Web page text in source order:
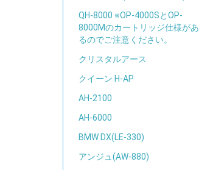
QH-8000 ※OP-4000SとOP-
8000Mのカートリッジ仕様があ
るのでご注意ください。
クリスタルアース
クイーン H-AP
AH-2100
AH-6000
BMW DX(LE-330)
アンジュ(AW-880)